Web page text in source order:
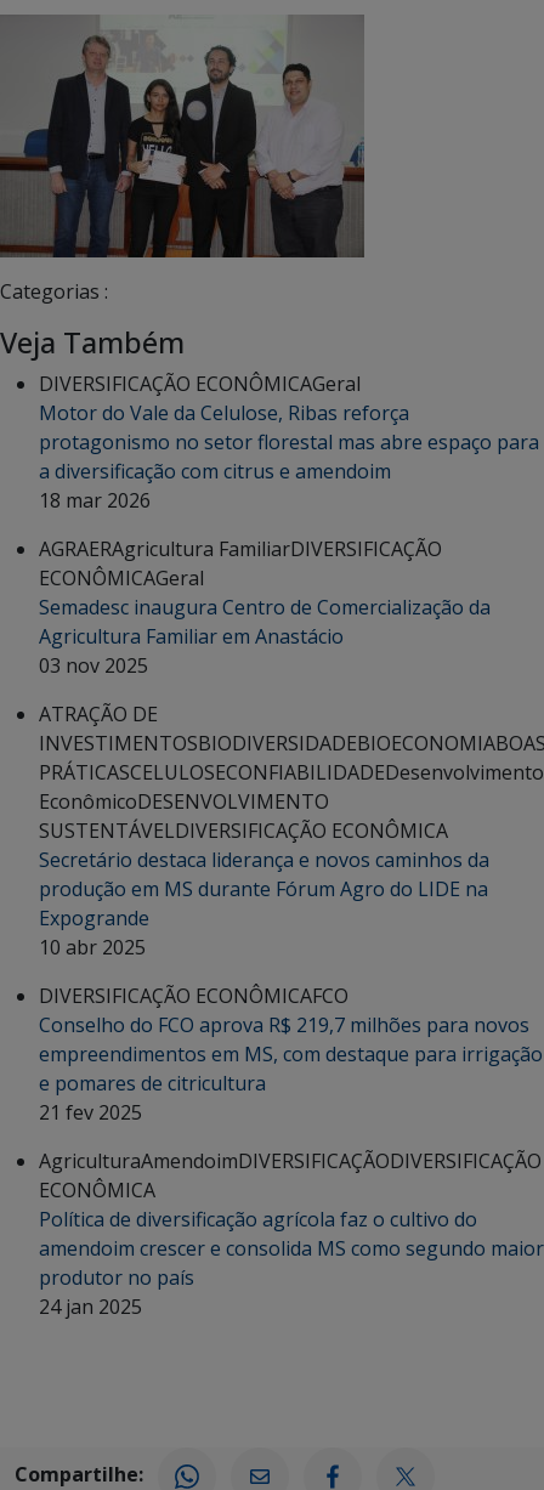
Categorias :
Veja Também
DIVERSIFICAÇÃO ECONÔMICAGeral
Motor do Vale da Celulose, Ribas reforça
protagonismo no setor florestal mas abre espaço para
a diversificação com citrus e amendoim
18 mar 2026
AGRAERAgricultura FamiliarDIVERSIFICAÇÃO
ECONÔMICAGeral
Semadesc inaugura Centro de Comercialização da
Agricultura Familiar em Anastácio
03 nov 2025
ATRAÇÃO DE
INVESTIMENTOSBIODIVERSIDADEBIOECONOMIA
PRÁTICASCELULOSECONFIABILIDADEDesenvolvimento
EconômicoDESENVOLVIMENTO
SUSTENTÁVELDIVERSIFICAÇÃO ECONÔMICA
Secretário destaca liderança e novos caminhos da
produção em MS durante Fórum Agro do LIDE na
Expogrande
10 abr 2025
DIVERSIFICAÇÃO ECONÔMICAFCO
Conselho do FCO aprova R$ 219,7 milhões para novos
empreendimentos em MS, com destaque para irrigação
e pomares de citricultura
21 fev 2025
AgriculturaAmendoimDIVERSIFICAÇÃODIVERSIFICAÇÃO
ECONÔMICA
Política de diversificação agrícola faz o cultivo do
amendoim crescer e consolida MS como segundo maior
produtor no país
24 jan 2025
Compartilhe: